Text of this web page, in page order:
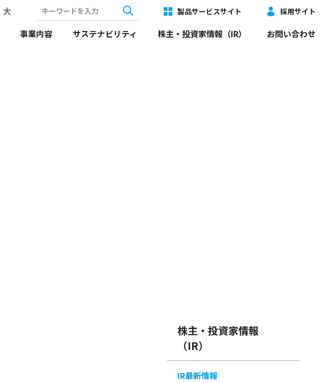
大 キーワードを入力 製品サービスサイト 採用サイト
事業内容 サステナビリティ 株主・投資家情報（IR） お問い合わせ
株主・投資家情報
（IR）
IR最新情報